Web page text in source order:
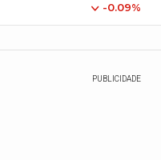
-0.09%
PUBLICIDADE